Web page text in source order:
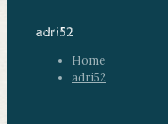
adri52
Home
adri52